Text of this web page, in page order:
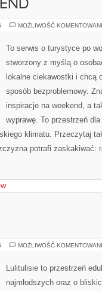
MOŻLIWOŚĆ
To serwis o turystyce po
stworzony z myślą o
lokalne ciekawostki i chcą
sposób bezproblemowy.
inspiracje na weekend, a
wyprawę. To przestrzeń
klimatu. Przeczytaj
potrafi zaskakiwać:
MOŻLIWOŚĆ
Lulitulisie to przestrzeń
najmłodszych oraz o